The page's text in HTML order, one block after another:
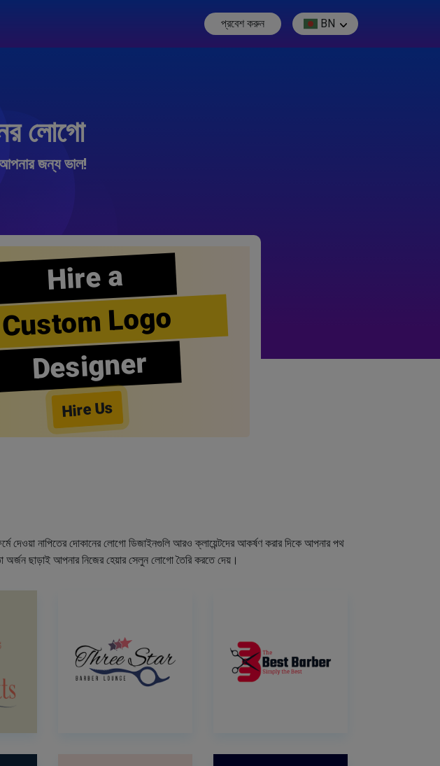
প্রবেশ করুন BN
লোগো
জন্য ভাল!
Hire a
Custom Logo
Designer
Hire Us
দেওয়া নাপিতের দোকানের লোগো ডিজাইনগুলি আরও ক্লায়েন্টদের আকর্ষণ করার দিকে আপনার পথ
ছাড়াই আপনার নিজের হেয়ার সেলুন লোগো তৈরি করতে দেয়।